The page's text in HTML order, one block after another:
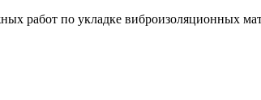
работ по укладке виброизоляционных